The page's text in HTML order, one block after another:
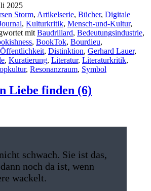
2025
Storm, Artikelserie, Bücher, Digitale
, Kulturkritik, Mensch-und-Kultur,
mit Baudrillard, Bedeutungsindustrie,
, BookTok, Bourdieu,
, Distinktion, Gerhard Lauer,
, Kuratierung, Literatur, Literaturkritik,
, Resonanzraum, Symbol
Liebe finden (6)
schwach. Sie ist das,
noch da ist, wenn
wackelt.